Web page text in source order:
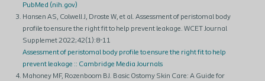
PubMed (nih.gov)
Hansen AS, Colwell J, Droste W, et al. Assessment of peristomal body
profile to ensure the right fit to help prevent leakage. WCET Journal
Supplemet 2022;42(1):8-11
Assessment of peristomal body profile to ensure the right fit to help
prevent leakage :: Cambridge Media Journals
Mahoney MF, Rozenboom BJ. Basic Ostomy Skin Care: A Guide for